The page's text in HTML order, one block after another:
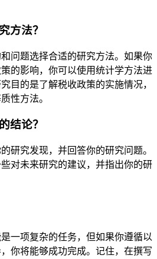
方法？
问题选择合适的研究方法。如果你
的影响，你可以使用统计学方法进
目的是了解税收政策的实施情况，
性方法。
结论？
研究发现，并回答你的研究问题。
对未来研究的建议，并指出你的研
一项复杂的任务，但如果你遵循以
你将能够成功完成。记住，在撰写